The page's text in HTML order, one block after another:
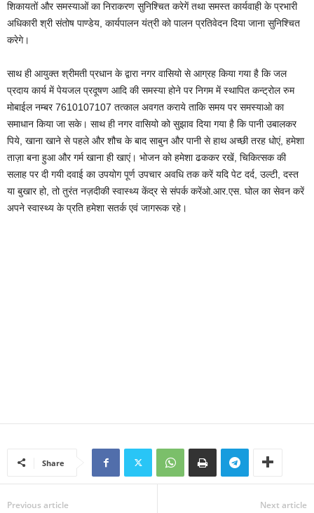
शिकायतों और समस्याओं का निराकरण सुनिश्चित करेगें तथा समस्त कार्यवाही के प्रभारी
अधिकारी श्री संतोष पाण्डेय, कार्यपालन यंत्री को पालन प्रतिवेदन दिया जाना सुनिश्चित
करेगे।
साथ ही आयुक्त श्रीमती प्रधान के द्वारा नगर वासियो से आग्रह किया गया है कि जल
प्रदाय कार्य में पेयजल प्रदूषण आदि की समस्या होने पर निगम में स्थापित कन्ट्रोल रुम
मोबाईल नम्बर 7610107107 तत्काल अवगत कराये ताकि समय पर समस्याओ का
समाधान किया जा सके। साथ ही नगर वासियो को सुझाव दिया गया है कि पानी उबालकर
पिये, खाना खाने से पहले और शौच के बाद साबुन और पानी से हाथ अच्छी तरह धोएं, हमेशा
ताज़ा बना हुआ और गर्म खाना ही खाएं। भोजन को हमेशा ढककर रखें, चिकित्सक की
सलाह पर दी गयी दवाई का उपयोग पूर्ण उपचार अवधि तक करें यदि पेट दर्द, उल्टी, दस्त
या बुखार हो, तो तुरंत नज़दीकी स्वास्थ्य केंद्र से संपर्क करेंओ.आर.एस. घोल का सेवन करें
अपने स्वास्थ्य के प्रति हमेशा सतर्क एवं जागरूक रहे।
Share
Previous article Next article